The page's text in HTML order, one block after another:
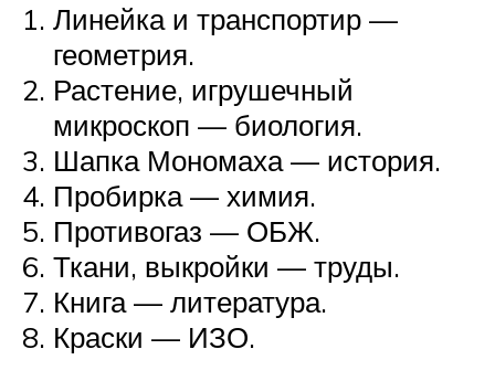
Линейка и транспортир —
геометрия.
Растение, игрушечный
микроскоп — биология.
Шапка Мономаха — история.
Пробирка — химия.
Противогаз — ОБЖ.
Ткани, выкройки — труды.
Книга — литература.
Краски — ИЗО.